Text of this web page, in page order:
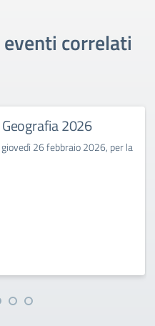
correlati
2026
26 febbraio 2026, per la